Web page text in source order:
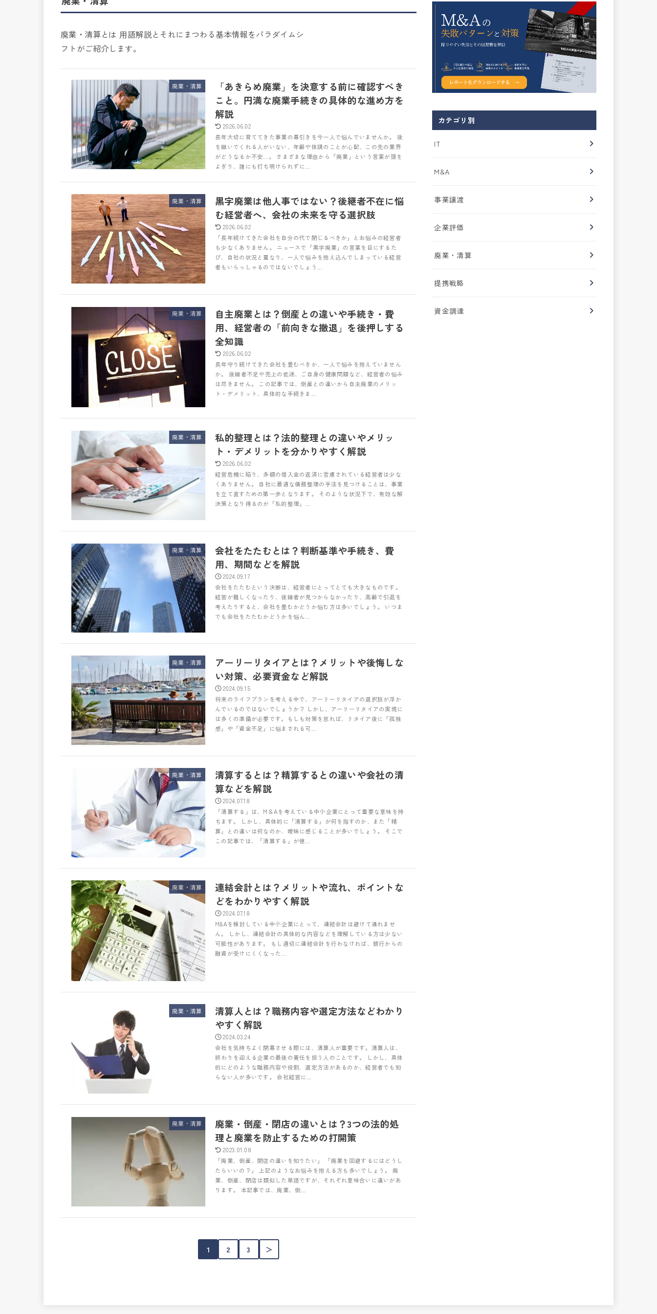
廃業・清算とは ⽤語解説とそれにまつわる基本情報をパラダイムシ
フトがご紹介します。
廃業・清算
「あきらめ廃業」を決意する前に確認すべき
こと。円満な廃業手続きの具体的な進め方を
解説
2026.06.02
長年大切に育ててきた事業の幕引きを今一人で悩んでいませんか。 後
を継いでくれる人がいない、年齢や体調のことが心配、この先の業界
がどうなるか不安…。 さまざまな理由から「廃業」という言葉が頭を
よぎり、誰にも打ち明けられずに...
廃業・清算
黒字廃業は他人事ではない？後継者不在に悩
む経営者へ、会社の未来を守る選択肢
2026.06.02
「長年続けてきた会社を自分の代で閉じるべきか」とお悩みの経営者
も少なくありません。 ニュースで「黒字廃業」の言葉を目にするた
び、自社の状況と重なり、一人で悩みを抱え込んでしまっている経営
者もいらっしゃるのではないでしょう...
廃業・清算
自主廃業とは？倒産との違いや手続き・費
用、経営者の「前向きな撤退」を後押しする
全知識
2026.06.02
長年守り続けてきた会社を畳むべきか、一人で悩みを抱えていません
か。 後継者不足や売上の低迷、ご自身の健康問題など、経営者の悩み
は尽きません。 この記事では、倒産との違いから自主廃業のメリッ
ト・デメリット、具体的な手続きま...
廃業・清算
私的整理とは？法的整理との違いやメリッ
ト・デメリットを分かりやすく解説
2026.06.02
経営危機に陥り、多額の借入金の返済に苦慮されている経営者は少な
くありません。 自社に最適な債務整理の手法を見つけることは、事業
を立て直すための第一歩となります。 そのような状況下で、有効な解
決策となり得るのが「私的整理」...
廃業・清算
会社をたたむとは？判断基準や手続き、費
用、期間などを解説
2024.09.17
会社をたたむという決断は、経営者にとってとても大きなものです。
経営が難しくなったり、後継者が見つからなかったり、高齢で引退を
考えたりすると、会社を畳むかどうか悩む方は多いでしょう。 いつま
でも会社をたたむかどうかを悩ん...
廃業・清算
アーリーリタイアとは？メリットや後悔しな
い対策、必要資金など解説
2024.09.15
将来のライフプランを考える中で、アーリーリタイアの選択肢が浮か
んでいるのではないでしょうか？ しかし、アーリーリタイアの実現に
は多くの準備が必要です。もしも対策を怠れば、リタイア後に「孤独
感」や「資金不足」に悩まされる可...
廃業・清算
清算するとは？精算するとの違いや会社の清
算などを解説
2024.07.18
「清算する」は、M＆Aを考えている中小企業にとって重要な意味を持
ちます。 しかし、具体的に「清算する」が何を指すのか、また「精
算」との違いは何なのか、曖昧に感じることが多いでしょう。 そこで
この記事では、「清算する」が使...
廃業・清算
連結会計とは？メリットや流れ、ポイントな
どをわかりやすく解説
2024.07.18
M&Aを検討している中小企業にとって、連結会計は避けて通れませ
ん。 しかし、連結会計の具体的な内容などを理解している方は少ない
可能性があります。 もし適切に連結会計を行わなければ、銀行からの
融資が受けにくくなった...
廃業・清算
清算人とは？職務内容や選定方法などわかり
やすく解説
2024.03.24
会社を気持ちよく閉幕させる際には、清算人が重要です。清算人は、
終わりを迎える企業の最後の責任を担う人のことです。 しかし、具体
的にどのような職務内容や役割、選定方法があるのか、経営者でも知
らない人が多いです。 会社経営に...
廃業・清算
廃業・倒産・閉店の違いとは？3つの法的処
理と廃業を防止するための打開策
2023.01.08
「廃業、倒産、閉店の違いを知りたい」 「廃業を回避するにはどうし
たらいいの？」 上記のようなお悩みを抱える方も多いでしょう。 廃
業、倒産、閉店は類似した単語ですが、それぞれ意味合いに違いがあ
ります。 本記事では、廃業、倒...
1 2 3 ＞
カテゴリ別
IT
M&A
事業譲渡
企業評価
廃業・清算
提携戦略
資金調達